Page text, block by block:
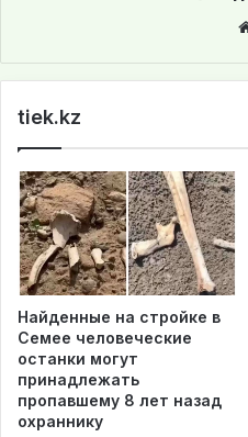
tiek.kz
Найденные на стройке в
Семее человеческие
останки могут
принадлежать
пропавшему 8 лет назад
охраннику